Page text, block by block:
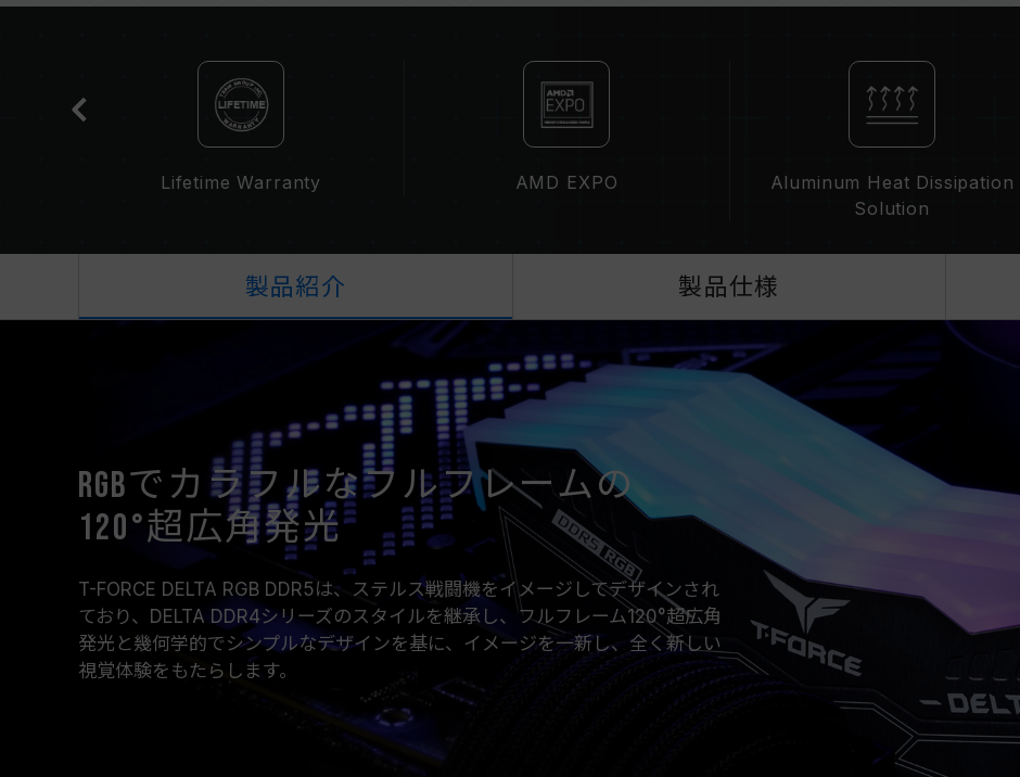
メモリの最大動作周波数は、システムの
容量、周波数、ブランド、モデルが異なる
のメモリーは互換性検証を通じてされます
ステムが不安定になったり、起動に失敗し
CPUのメモリコントローラー（IMC）の性
XMP 3.0（Intel）またはEXPO（AMD）を
ト周波数（JEDEC標準）で動作し、例え
XMP 3.0 / EXPOは手動で有効にする必要
周波数に達しない可能性があります。最大
ます。
オーバークロック（XMP 3.0 / EXPOを有効
テムの安定性に影響を及ぼす可能性があり
した場合は、BIOSの設定をデフォルトに戻
メモリモジュールに表示されている周波数
て最大周波数まで対応しない場合がございま
ご使用のマザーボードおよびプロセッサが
EXPO）をサポートしているかをご確認く
オーバークロック周波数に達しない可能性が
TEAMGROUPのメモリモジュールは標準
ドやプロセッサの故障が発生した場合は、
合わせください。
Lifetime Warranty AMD EXPO
Aluminum Heat Dissipation
Solution
製品紹介 製品仕様
RGBでカラフルなフルフレームの
120°超広角発光
T-FORCE DELTA RGB DDR5は、ステルス戦闘機をイメージしてデザインされ
ており、DELTA DDR4シリーズのスタイルを継承し、フルフレーム120°超広角
発光と幾何学的でシンプルなデザインを基に、イメージを一新し、全く新しい
視覚体験をもたらします。